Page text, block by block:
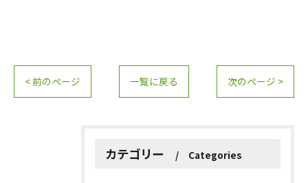
< 前のページ 一覧に戻る 次のページ >
カテゴリー Categories